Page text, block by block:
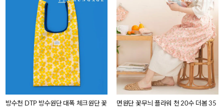
방수천 DTP 방수원단 대폭 체크원단 꽃
면원단 꽃무늬 플라워 천 20수 더봄 35